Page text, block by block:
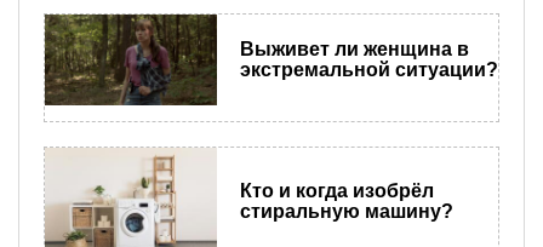
Выживет ли женщина в
экстремальной ситуации?
Кто и когда изобрёл
стиральную машину?